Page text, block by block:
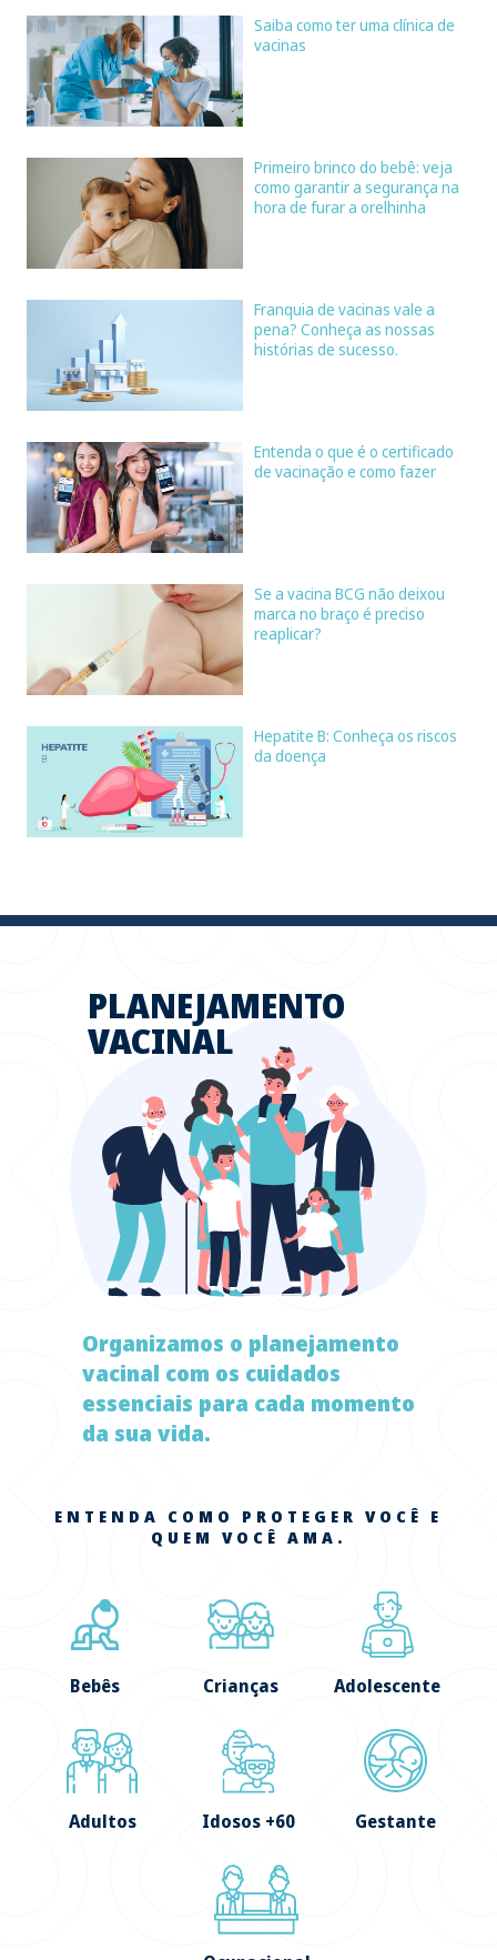
Saiba como ter uma clínica de
vacinas
Primeiro brinco do bebê: veja
como garantir a segurança na
hora de furar a orelhinha
Franquia de vacinas vale a
pena? Conheça as nossas
histórias de sucesso.
Entenda o que é o certificado
de vacinação e como fazer
Se a vacina BCG não deixou
marca no braço é preciso
reaplicar?
Hepatite B: Conheça os riscos
da doença
PLANEJAMENTO
VACINAL
Organizamos o planejamento
vacinal com os cuidados
essenciais para cada momento
da sua vida.
ENTENDA COMO PROTEGER VOCÊ E
QUEM VOCÊ AMA.
Bebês Crianças Adolescente
Adultos Idosos +60 Gestante